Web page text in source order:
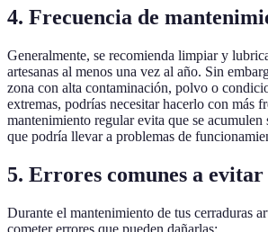
4. Frecuencia de
Generalmente, se recomienda limpiar y
artesanas al menos una vez al año. Sin
zona con alta contaminación, polvo o
extremas, podrías necesitar hacerlo con más
mantenimiento regular evita que se
que podría llevar a problemas de
5. Errores comunes a evitar
Durante el mantenimiento de tus cerraduras
cometer errores que pueden dañarlas: